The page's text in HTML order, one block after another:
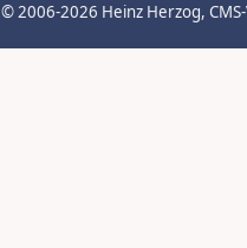
© 2006-2026 Heinz Herzog,